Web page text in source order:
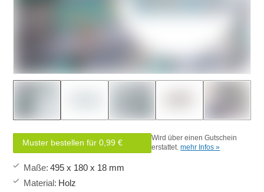
Muster bestellen für 0,99 €
Wird über einen Gutschein
erstattet.mehr Infos »
Maße: 495 x 180 x 18 mm
Material: Holz